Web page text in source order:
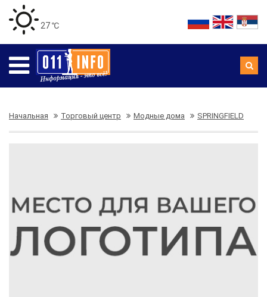
27 ℃
Начальная Торговый центр Модные дома SPRINGFIELD